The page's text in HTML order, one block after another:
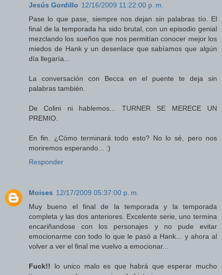
Jesús Gordillo 12/16/2009 11:22:00 p. m.
Pase lo que pase, siempre nos dejan sin palabras tío. El
final de la temporada ha sido brutal, con un episodio genial
mezclando los sueños que nos permitían conocer mejor los
miedos de Hank y un desenlace que sabíamos que algún
día llegaría...
La conversación con Becca en el puente te deja sin
palabras también.
De Colini ni hablemos... TURNER SE MERECE UN
PREMIO.
En fin. ¿Cómo terminará todo esto? No lo sé, pero nos
moriremos esperando... :)
Responder
Moises 12/17/2009 05:37:00 p. m.
Muy bueno el final de la temporada y la temporada
completa y las dos anteriores. Excelente serie, uno termina
encariñandose con los personajes y no pude evitar
emocionarme con todo lo que le pasó a Hank... y ahora al
volver a ver el final me vuelvo a emocionar...
Fuck!! lo unico malo es que habrá que esperar mucho